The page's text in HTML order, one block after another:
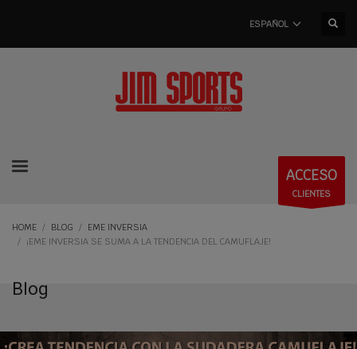
ESPAÑOL
ACCESO
CLIENTES
HOME BLOG
EME INVERSIA
¡EME INVERSIA SE SUMA A LA TENDENCIA DEL CAMUFLAJE!
Blog